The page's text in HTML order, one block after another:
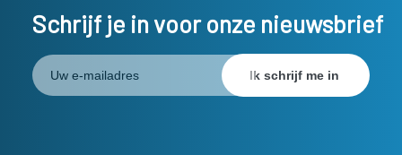
Schrijf je in voor onze nieuwsbrief